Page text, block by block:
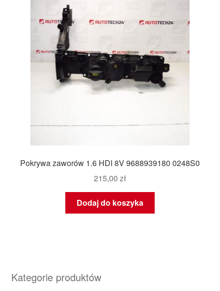
Pokrywa zaworów 1.6 HDI 8V 9688939180 0248S0
215,00 zł
Dodaj do koszyka
Kategorie produktów